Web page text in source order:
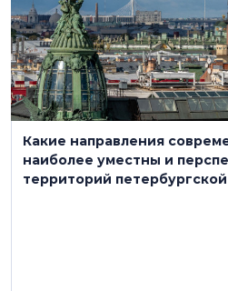
Какие направления
наиболее уместны и
территорий